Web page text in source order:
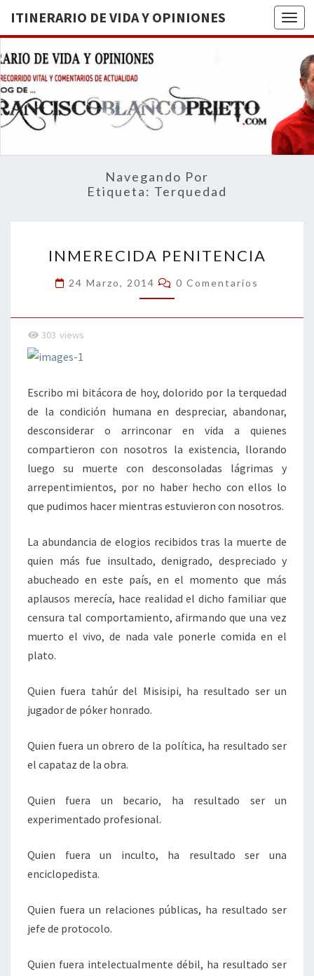
ITINERARIO DE VIDA Y OPINIONES
DE
BREVE
RECORRIDO
VITAL Y
ACTUALIDAD
Navegando Por
Etiqueta: Terquedad
PENITENCIA
INMERECIDA PENITENCIA
24 Marzo, 2014 Comentarios
0 Comentarios
303 views
Escribo mi bitácora de hoy, dolorido por la terquedad
de la condición humana en despreciar, abandonar,
desconsiderar o arrinconar en vida a quienes
compartieron con nosotros la existencia, llorando
luego su muerte con desconsoladas lágrimas y
arrepentimientos, por no haber hecho con ellos lo
que pudimos hacer mientras estuvieron con nosotros.
La abundancia de elogios recibidos tras la muerte de
quien más fue insultado, denigrado, despreciado y
abucheado en este país, en el momento que más
aplausos merecía, hace realidad el dicho familiar que
censura tal comportamiento, afirmando que una vez
muerto el vivo, de nada vale ponerle comida en el
plato.
Quien fuera tahúr del Misisipi, ha resultado ser un
jugador de póker honrado.
Quien fuera un obrero de la política, ha resultado ser
el capataz de la obra.
Quien fuera un becario, ha resultado ser un
experimentado profesional.
Quien fuera un inculto, ha resultado ser una
enciclopedista.
Quien fuera un relaciones públicas, ha resultado ser
jefe de protocolo.
Quien fuera intelectualmente débil, ha resultado ser